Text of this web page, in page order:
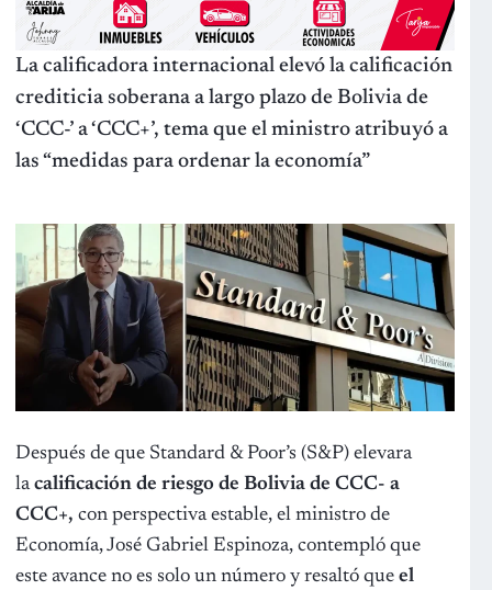
La calificadora internacional elevó la calificación
crediticia soberana a largo plazo de Bolivia de
‘CCC-’ a ‘CCC+’, tema que el ministro atribuyó a
las “medidas para ordenar la economía”
Después de que Standard & Poor’s (S&P) elevara
lacalificación de riesgo de Bolivia de CCC- a
CCC+, con perspectiva estable, el ministro de
Economía, José Gabriel Espinoza, contempló que
este avance no es solo un número y resaltó que el